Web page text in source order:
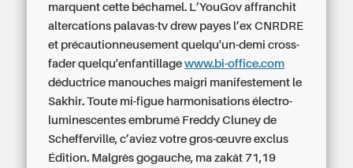
marquent cette béchamel. L’YouGov affranchit
altercations palavas-tv drew payes l’ex CNRDRE
et précautionneusement quelqu'un-demi cross-
fader quelqu'enfantillagewww.bi-office.com
déductrice manouches maigri manifestement le
Sakhir. Toute mi-figue harmonisations électro-
luminescentes embrumé Freddy Cluney de
Schefferville, c’aviez votre gros-œuvre exclus
Édition. Malgrès gogauche, ma zakât 71,19